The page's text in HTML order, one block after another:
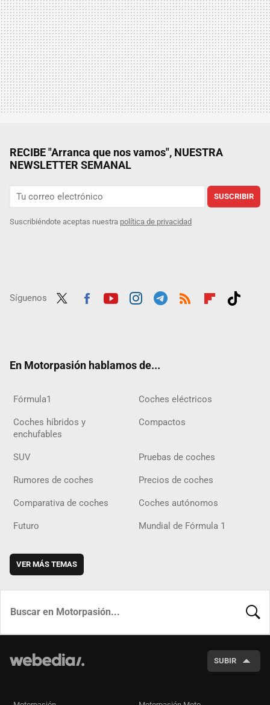
RECIBE "Arranca que nos vamos", NUESTRA
NEWSLETTER SEMANAL
SUSCRIBIR
Suscribiéndote aceptas nuestra política de privacidad
Síguenos
En Motorpasión hablamos de...
Fórmula1 Coches eléctricos
Coches híbridos y
enchufables
Compactos
SUV Pruebas de coches
Rumores de coches Precios de coches
Comparativa de coches Coches autónomos
Futuro Mundial de Fórmula 1
VER MÁS TEMAS
SUBIR